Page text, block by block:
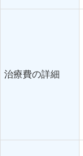
治療費の詳細